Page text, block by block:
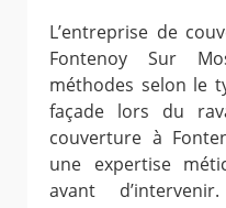
L’entreprise de
Fontenoy Sur
méthodes selon le
façade lors du
couverture à
une expertise
avant